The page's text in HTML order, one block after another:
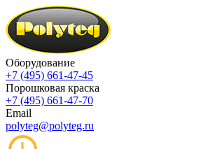
Оборудование
+7 (495) 661-47-45
Порошковая краска
+7 (495) 661-47-70
Email
polyteg@polyteg.ru